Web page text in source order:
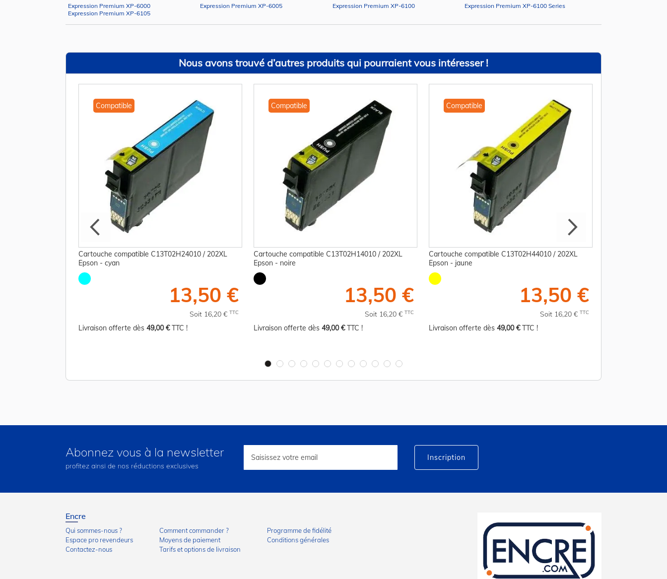
Expression Premium XP-6000 Expression Premium XP-6005 Expression Premium XP-6100
Expression Premium XP-6100 Series
Expression Premium XP-6105
Nous avons trouvé d’autres produits qui pourraient vous intéresser !
Compatible
Cartouche compatible C13T02H24010 / 202XL
Epson - cyan
13,50 €
Soit 16,20 € TTC
Livraison offerte dès 49,00 €TTC !
Compatible
Cartouche compatible C13T02H14010 / 202XL
Epson - noire
13,50 €
Soit 16,20 € TTC
Livraison offerte dès 49,00 €TTC !
Compatible
Cartouche compatible C13T02H44010 / 202XL
Epson - jaune
13,50 €
Soit 16,20 € TTC
Livraison offerte dès 49,00 €TTC !
Abonnez vous à la newsletter
profitez ainsi de nos réductions exclusives
lettre
Inscription
Encre
Qui sommes-nous ?
Espace pro revendeurs
Contactez-nous
Comment commander ?
Moyens de paiement
Tarifs et options de livraison
Programme de fidélité
Conditions générales